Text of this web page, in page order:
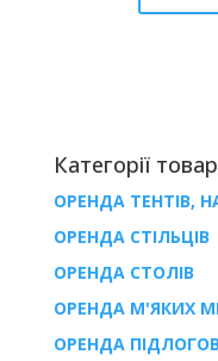
Категорії
ОРЕНДА ТЕНТІВ,
ОРЕНДА СТІЛЬЦІВ
ОРЕНДА СТОЛІВ
ОРЕНДА М'ЯКИХ
ОРЕНДА